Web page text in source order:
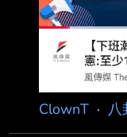
ClownT · 八